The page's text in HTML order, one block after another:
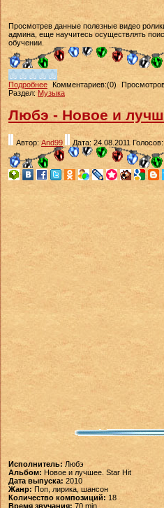
Просмотрев данные полезные видео
админа, еще научитесь осуществлять
обучении.
Подробнее Комментариев:(0)
Раздел: Музыка
Любэ - Новое и
Автор: And99 Дата: 24.08.2011
Исполнитель:Любэ
Альбом: Новое и лучшее. Star Hit
Дата выпуска: 2010
Жанр: Поп, лирика, шансон
Количество композиций: 18
Время звучания: 70 min